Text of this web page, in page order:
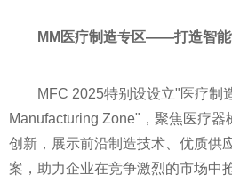
MM 医疗制造专区——打造智
MFC 2025特别设设立"医疗制
Manufacturing Zone"，聚焦医疗
创新，展示前沿制造技术、优质供
案，助力企业在竞争激烈的市场中